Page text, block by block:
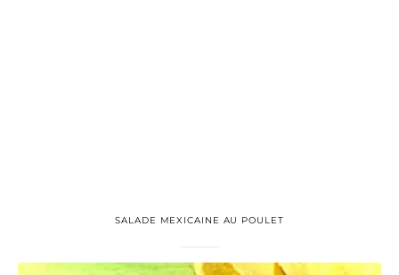
SALADE MEXICAINE AU POULET